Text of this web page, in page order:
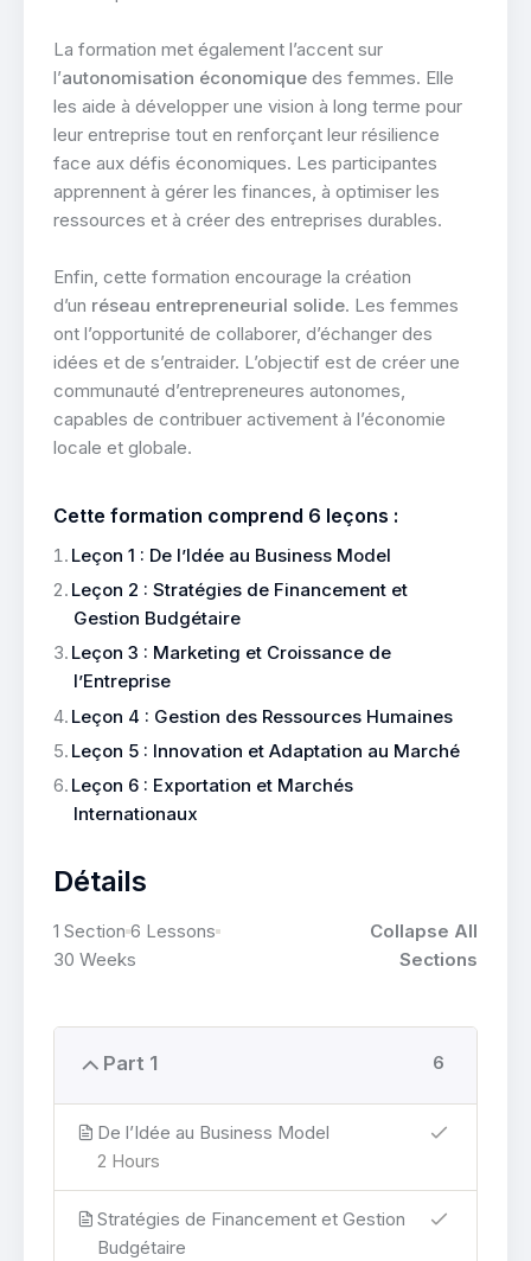
La formation met également l’accent sur
l’autonomisation économique des femmes. Elle
les aide à développer une vision à long terme pour
leur entreprise tout en renforçant leur résilience
face aux défis économiques. Les participantes
apprennent à gérer les finances, à optimiser les
ressources et à créer des entreprises durables.
Enfin, cette formation encourage la création
d’un réseau entrepreneurial solide. Les femmes
ont l’opportunité de collaborer, d’échanger des
idées et de s’entraider. L’objectif est de créer une
communauté d’entrepreneures autonomes,
capables de contribuer activement à l’économie
locale et globale.
Cette formation comprend 6 leçons :
Leçon 1 : De l’Idée au Business Model
Leçon 2 : Stratégies de Financement et
Gestion Budgétaire
Leçon 3 : Marketing et Croissance de
l’Entreprise
Leçon 4 : Gestion des Ressources Humaines
Leçon 5 : Innovation et Adaptation au Marché
Leçon 6 : Exportation et Marchés
Internationaux
Détails
1 Section 6 Lessons
30 Weeks
Collapse All
Sections
Part 1 6
De l’Idée au Business Model
2 Hours
Stratégies de Financement et Gestion
Budgétaire